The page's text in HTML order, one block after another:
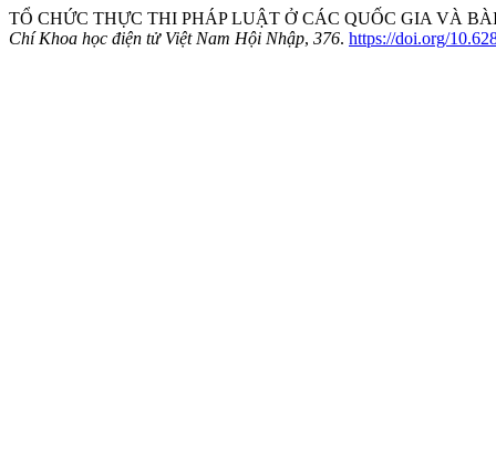
TỔ CHỨC THỰC THI PHÁP LUẬT Ở CÁC QUỐC GIA VÀ
Chí Khoa học điện tử Việt Nam Hội Nhập, 376. https://doi.org/